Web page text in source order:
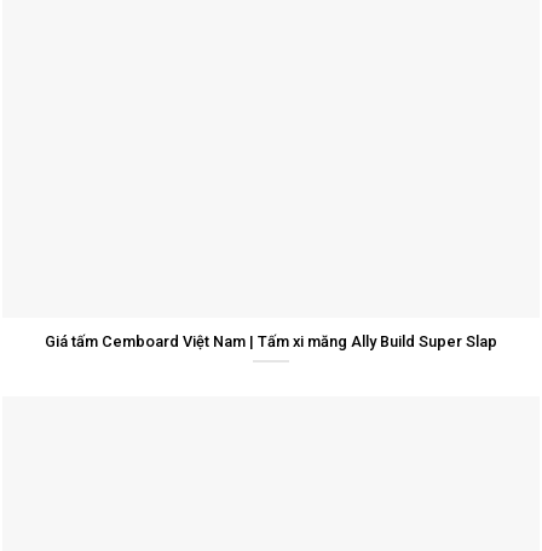
Giá tấm Cemboard Việt Nam | Tấm xi măng Ally Build Super Slap